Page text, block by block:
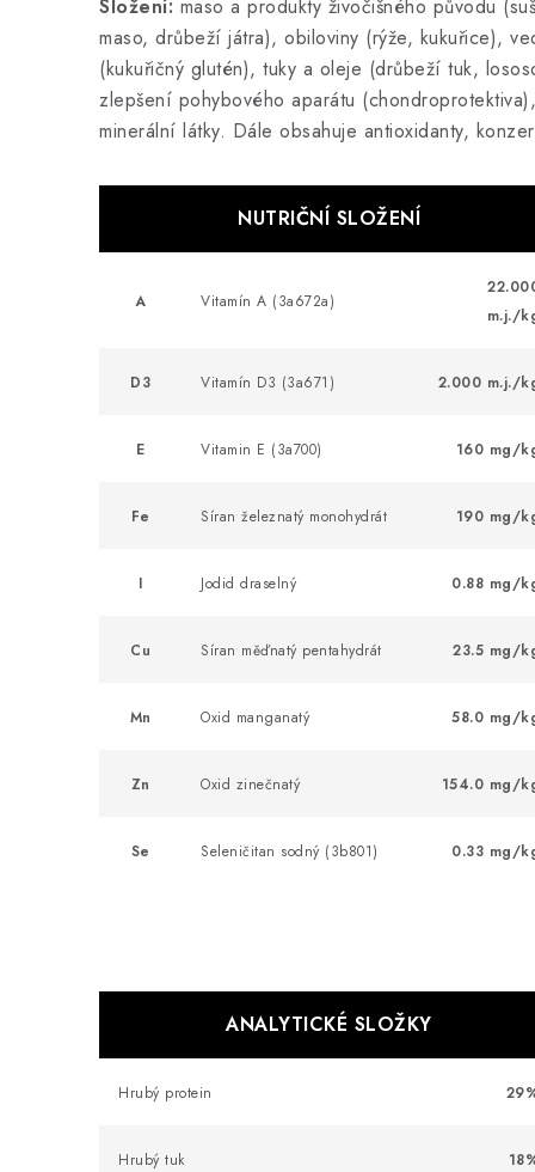
Složení: maso a produkty živočišného původu
maso, drůbeží játra), obiloviny (rýže, kukuřice),
(kukuřičný glutén), tuky a oleje (drůbeží tuk,
zlepšení pohybového aparátu
minerální látky. Dále obsahuje antioxidanty,
NUTRIČNÍ SLOŽENÍ
A Vitamín A (3a672a)
m.j./
D3 Vitamín D3 (3a671) 2.000 m.j./
E Vitamin E (3a700) 160 mg/
Fe Síran železnatý monohydrát 190 mg/
I Jodid draselný 0.88 mg/
Cu Síran měďnatý pentahydrát 23.5 mg/
Mn Oxid manganatý 58.0 mg/
Zn Oxid zinečnatý 154.0 mg/
Se Seleničitan sodný (3b801) 0.33 mg/
ANALYTICKÉ SLOŽKY
Hrubý protein
Hrubý tuk